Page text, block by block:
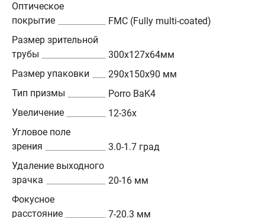
Оптическое
покрытие
FMC (Fully multi-coated)
Размер зрительной
трубы
300х127х64мм
Размер упаковки
290х150х90 мм
Тип призмы
Porro BaK4
Увеличение
12-36х
Угловое поле
зрения
3.0-1.7 град
Удаление выходного
зрачка
20-16 мм
Фокусное
расстояние
7-20.3 мм